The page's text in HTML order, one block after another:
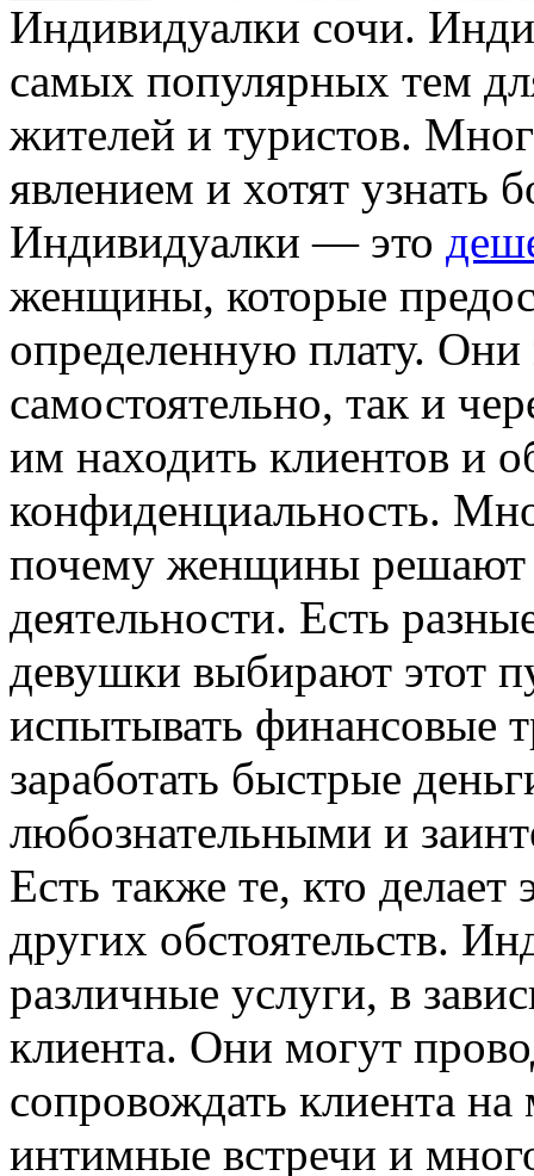
Индивидуалки сочи.
самых популярных тем
жителей и туристов.
явлением и хотят узнать
Индивидуалки — это
женщины, которые
определенную плату. Они
самостоятельно, так и
им находить клиентов и
конфиденциальность.
почему женщины решают
деятельности. Есть
девушки выбирают этот
испытывать финансовые
заработать быстрые
любознательными и
Есть также те, кто делает
других обстоятельств.
различные услуги, в
клиента. Они могут
сопровождать клиента на
интимные встречи и